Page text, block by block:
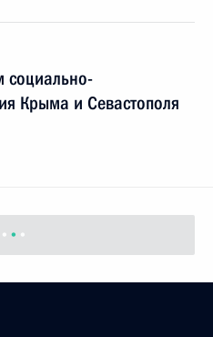
социально-
Крыма и Севастополя